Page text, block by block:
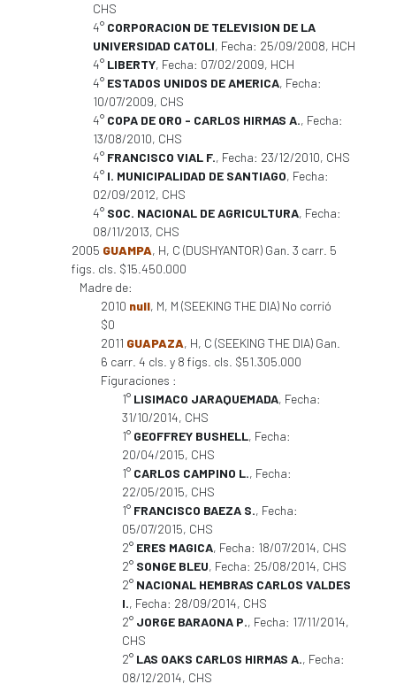
CHS
4° CORPORACION DE TELEVISION DE LA
UNIVERSIDAD CATOLI, Fecha: 25/09/2008, HCH
4° LIBERTY, Fecha: 07/02/2009, HCH
4° ESTADOS UNIDOS DE AMERICA, Fecha:
10/07/2009, CHS
4° COPA DE ORO - CARLOS HIRMAS A., Fecha:
13/08/2010, CHS
4° FRANCISCO VIAL F., Fecha: 23/12/2010, CHS
4° I. MUNICIPALIDAD DE SANTIAGO, Fecha:
02/09/2012, CHS
4° SOC. NACIONAL DE AGRICULTURA, Fecha:
08/11/2013, CHS
2005 GUAMPA, H, C (DUSHYANTOR) Gan. 3 carr. 5
figs. cls. $15.450.000
Madre de:
2010 null, M, M (SEEKING THE DIA) No corrió
$0
2011 GUAPAZA, H, C (SEEKING THE DIA) Gan.
6 carr. 4 cls. y 8 figs. cls. $51.305.000
Figuraciones :
1° LISIMACO JARAQUEMADA, Fecha:
31/10/2014, CHS
1° GEOFFREY BUSHELL, Fecha:
20/04/2015, CHS
1° CARLOS CAMPINO L., Fecha:
22/05/2015, CHS
1° FRANCISCO BAEZA S., Fecha:
05/07/2015, CHS
2° ERES MAGICA, Fecha: 18/07/2014, CHS
2° SONGE BLEU, Fecha: 25/08/2014, CHS
2° NACIONAL HEMBRAS CARLOS VALDES
I., Fecha: 28/09/2014, CHS
2° JORGE BARAONA P., Fecha: 17/11/2014,
CHS
2° LAS OAKS CARLOS HIRMAS A., Fecha:
08/12/2014, CHS